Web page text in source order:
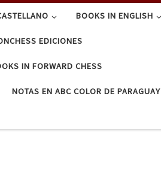
BOOKS IN ENGLISH
EDICIONES
IN FORWARD CHESS
NOTAS EN ABC COLOR DE PARAGUAY